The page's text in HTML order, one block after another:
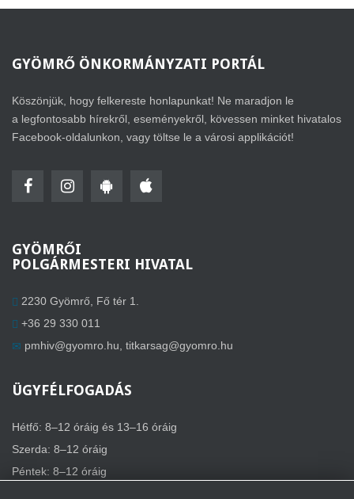
GYÖMRŐ ÖNKORMÁNYZATI PORTÁL
Köszönjük, hogy felkereste honlapunkat! Ne maradjon le
a legfontosabb hírekről, eseményekről, kövessen minket hivatalos
Facebook-oldalunkon, vagy töltse le a városi applikációt!
GYÖMRŐI
POLGÁRMESTERI HIVATAL
2230 Gyömrő, Fő tér 1.
+36 29 330 011
pmhiv@gyomro.hu, titkarsag@gyomro.hu
ÜGYFÉLFOGADÁS
Hétfő: 8–12 óráig és 13–16 óráig
Szerda: 8–12 óráig
Péntek: 8–12 óráig